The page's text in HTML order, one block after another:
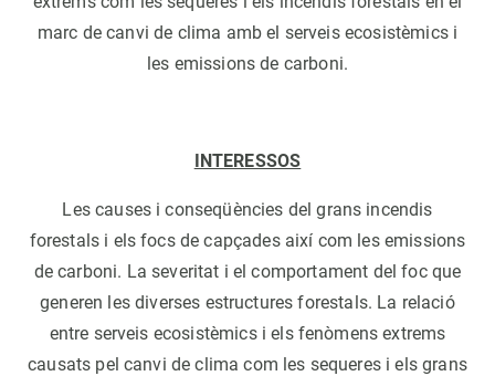
marc de canvi de clima amb el serveis ecosistèmics i
les emissions de carboni.
INTERESSOS
Les causes i conseqüències del grans incendis
forestals i els focs de capçades així com les emissions
de carboni. La severitat i el comportament del foc que
generen les diverses estructures forestals. La relació
entre serveis ecosistèmics i els fenòmens extrems
causats pel canvi de clima com les sequeres i els grans